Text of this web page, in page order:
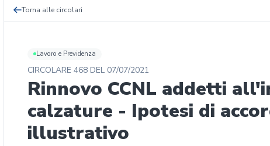
Torna alle circolari
Lavoro e Previdenza
CIRCOLARE 468 DEL 07/07/2021
Rinnovo CCNL addetti
calzature - Ipotesi di
illustrativo